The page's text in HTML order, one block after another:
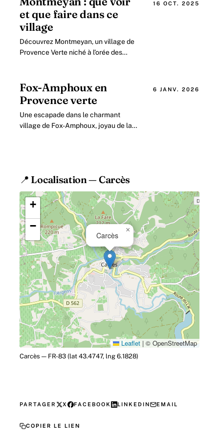
et que faire dans ce
village
Découvrez Montmeyan, un village de
Provence Verte niché à l’orée des
rocheux, Montmeyan.
16 OCT. 2025
Fox-Amphoux en
Provence verte
Une escapade dans le charmant
village de Fox-Amphoux, joyau de la
6 JANV. 2026
📍 Localisation — Carcès
Carcès
×
+
−
Leaflet | © OpenStreetMap
Carcès — FR-83 (lat 43.4747, lng 6.1828)
PARTAGER X FACEBOOK LINKEDIN EMAIL
COPIER LE LIEN